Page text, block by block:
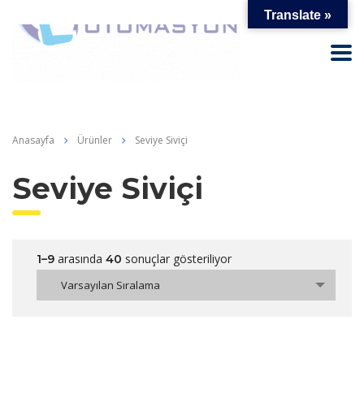
Anasayfa Ürünler Seviye Siviçi
Seviye Siviçi
1–9 arasında 40 sonuçlar gösteriliyor
Varsayılan Sıralama
Translate »